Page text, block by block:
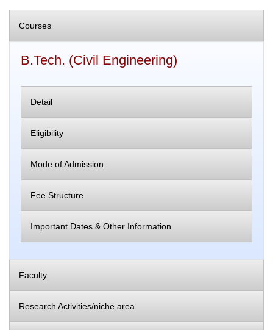
Courses
B.Tech. (Civil Engineering)
Detail
Eligibility
Mode of Admission
Fee Structure
Important Dates & Other Information
Faculty
Research Activities/niche area